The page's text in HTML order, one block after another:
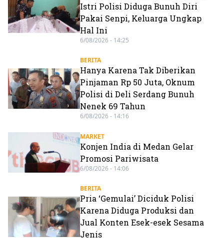
Istri Polisi Diduga Bunuh Diri
Pakai Senpi, Keluarga Ungkap
Hal Ini
6/08/2026 - 14:25
BERITA
Hanya Karena Tak Diberikan
Pinjaman Rp 50 Juta, Oknum
Polisi di Deli Serdang Bunuh
Nenek 69 Tahun
6/08/2026 - 14:16
MARKET
Konjen India di Medan Gelar
Promosi Pariwisata
6/08/2026 - 14:06
BERITA
Pria ‘Gemulai’ Diciduk Polisi
Karena Diduga Produksi dan
Jual Konten Esek-esek Sesama
Jenis